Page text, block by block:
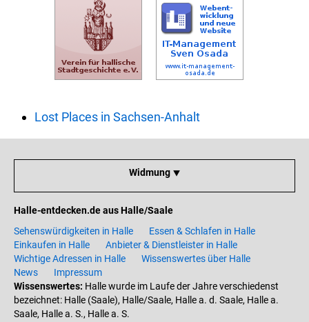
Lost Places in Sachsen-Anhalt
Widmung ⯆
Halle-entdecken.de aus Halle/Saale
Sehenswürdigkeiten in Halle
Essen & Schlafen in Halle
Einkaufen in Halle
Anbieter & Dienstleister in Halle
Wichtige Adressen in Halle
Wissenswertes über Halle
News
Impressum
Wissenswertes: Halle wurde im Laufe der Jahre verschiedenst
bezeichnet: Halle (Saale), Halle/Saale, Halle a. d. Saale, Halle a.
Saale, Halle a. S., Halle a. S.